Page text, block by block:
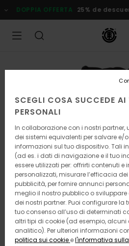
alle
informazioni
prodotto
DOPPIA OFFERTA 25% de
SCEGLI COSA SUCCEDE
PERSONALI
In collaborazione con i nostri partner,
dei sistemi equivalenti per salvare e/
informazioni sul tuo dispositivo. Tali
(ad es. i dati di navigazione e il tuo
essere utilizzati per: offrirti contenuti e
personalizzati, misurare l’efficacia
pubblicità, per fornire annunci
meglio il nostro pubblico o
dei nostri partner. Puoi configurare la
tuo consenso all’uso di determinati
altri tipi di cookie (ad esempio, alcuni
analitico). Per ulteriori informazioni
politica sui cookie el'informativa